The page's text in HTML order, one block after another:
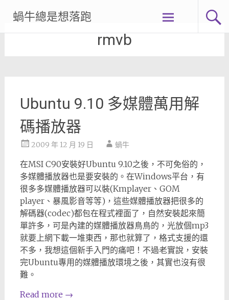
content
蝸牛總是想落跑
rmvb
Ubuntu 9.10 多媒體萬用解
碼播放器
2009 年 12 月 19 日 蝸牛
在MSI C90安裝好Ubuntu 9.10之後，不可免俗的，
多媒體播放器也是要安裝的。在Windows平台，有
很多多媒體播放器可以裝(Kmplayer、GOM
player、暴風影音等等)，這些媒體播放器把很多的
解碼器(codec)都包在程式裡面了，自然安裝起來簡
單許多，可是內建的媒體播放器鳥鳥的，光放個mp3
就要上網下載一堆東西，那也就算了，格式支援的還
不多，我想這個新手入門的痛吧！不過老實說，安裝
完Ubuntu專用的媒體播放環境之後，其實也沒有很
難。
Read more →